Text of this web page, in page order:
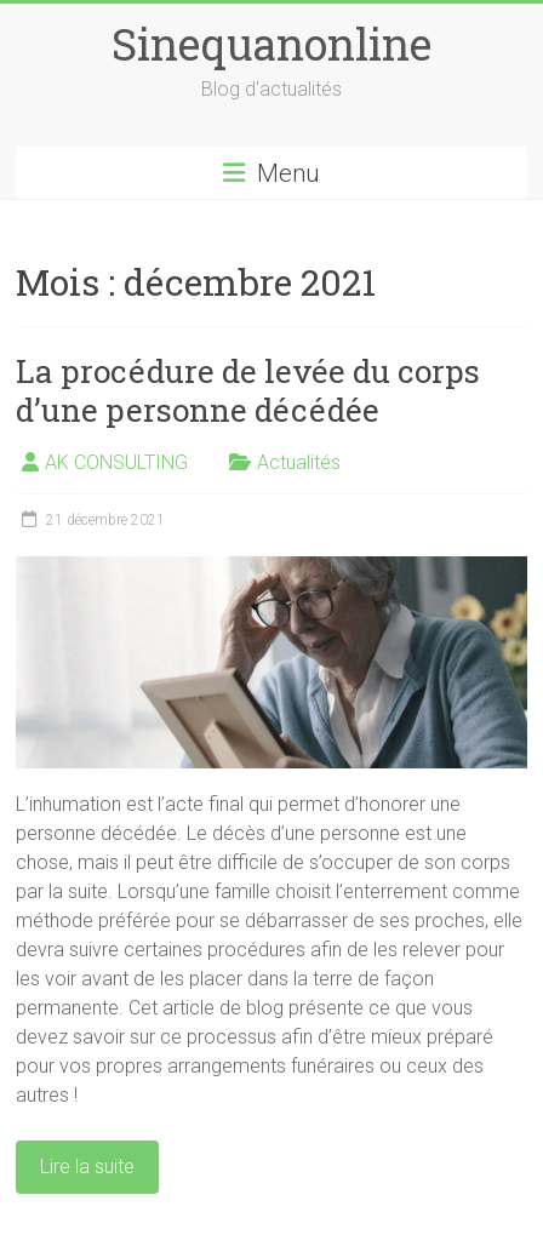
Sinequanonline
Blog d'actualités
Menu
Mois : décembre 2021
La procédure de levée du corps
d’une personne décédée
AK CONSULTING Actualités
21 décembre 2021
L’inhumation est l’acte final qui permet d’honorer une
personne décédée. Le décès d’une personne est une
chose, mais il peut être difficile de s’occuper de son corps
par la suite. Lorsqu’une famille choisit l’enterrement comme
méthode préférée pour se débarrasser de ses proches, elle
devra suivre certaines procédures afin de les relever pour
les voir avant de les placer dans la terre de façon
permanente. Cet article de blog présente ce que vous
devez savoir sur ce processus afin d’être mieux préparé
pour vos propres arrangements funéraires ou ceux des
autres !
Lire la suite